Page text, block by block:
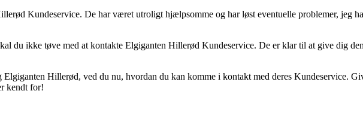
Kundeservice. De har været utroligt hjælpsomme og har løst eventuelle problemer, jeg
du ikke tøve med at kontakte Elgiganten Hillerød Kundeservice. De er klar til at give dig
Hillerød, ved du nu, hvordan du kan komme i kontakt med deres Kundeservice.
kendt for!